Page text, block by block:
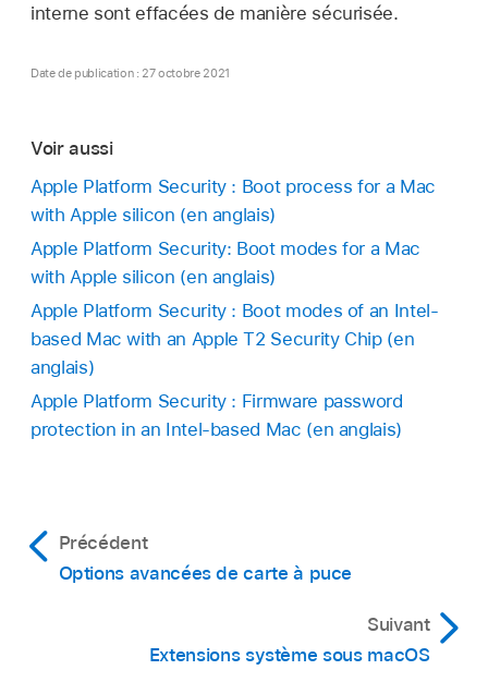
interne sont effacées de manière sécurisée.
Date de publication : 27 octobre 2021
Voir aussi
Apple Platform Security : Boot process for a Mac
with Apple silicon (en anglais)
Apple Platform Security: Boot modes for a Mac
with Apple silicon (en anglais)
Apple Platform Security : Boot modes of an Intel-
based Mac with an Apple T2 Security Chip (en
anglais)
Apple Platform Security : Firmware password
protection in an Intel-based Mac (en anglais)
Précédent
Options avancées de carte à puce
Suivant
Extensions système sous macOS